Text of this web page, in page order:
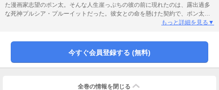
た漫画家志望のポン太。そんな人生崖っぷちの彼の前に現れたのは、露出過多
な死神プルシア・プルーイットだった。彼女との命を懸けた契約で、ポン太の
もっと詳細を見る▼
今すぐ会員登録する (無料)
全巻の情報を 閉じる